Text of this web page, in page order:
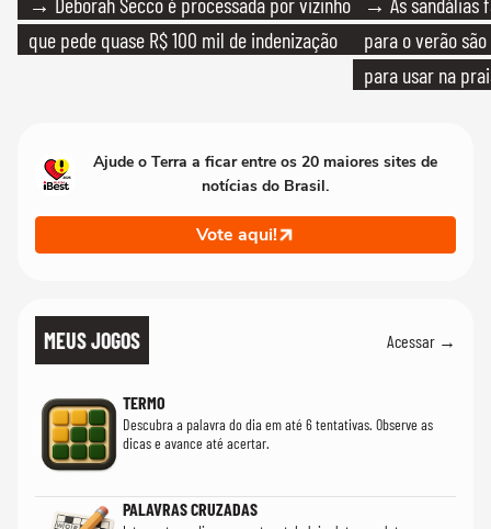
que pede quase R$ 100 mil de indenização
para o verão
para usar na
Ajude o Terra a ficar entre os 20 maiores sites de
notícias do Brasil.
Vote aqui!
MEUS JOGOS Acessar →
TERMO
Descubra a palavra do dia em até 6 tentativas. Observe as
dicas e avance até acertar.
PALAVRAS CRUZADAS